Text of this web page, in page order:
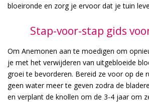
bloeironde en zorg je ervoor dat je tuin
Stap-voor-stap gids
Om Anemonen aan te moedigen om
je met het verwijderen van uitgebloeide
groei te bevorderen. Bereid ze voor op de
geen water meer te geven zodra de
en verplant de knollen om de 3-4 jaar om